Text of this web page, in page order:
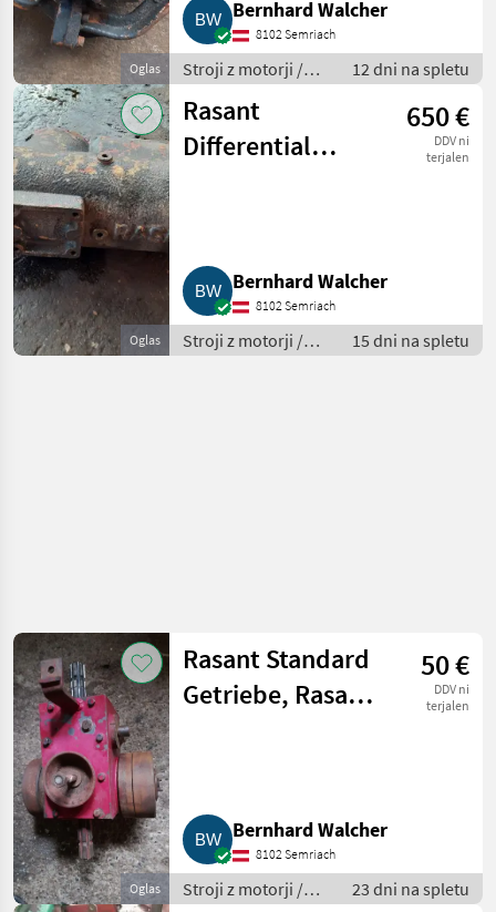
Oglas
Bernhard Walcher
8102 Semriach
Stroji z motorji /
Transporter in
motorni
transporter
12 dni na spletu
Oglas
Rasant
Differential
650 €
DDV ni
terjalen
Bernhard Walcher
8102 Semriach
Stroji z motorji /
Transporter in
15 dni na spletu
Oglas
Rasant Standard
Getriebe, Rasant
50 €
DDV ni
terjalen
Bernhard Walcher
8102 Semriach
Stroji z motorji /
23 dni na spletu